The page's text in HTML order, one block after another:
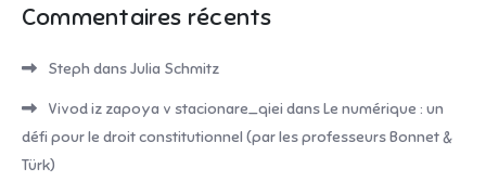
Commentaires récents
Steph dansJulia Schmitz
Vivod iz zapoya v stacionare_qiei dansLe numérique : un
défi pour le droit constitutionnel (par les professeurs Bonnet &
Türk)